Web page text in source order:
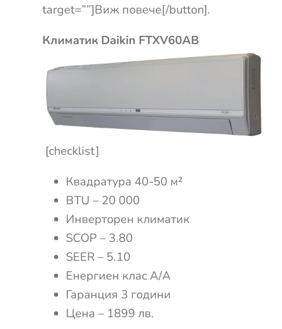
target=””]Виж повече[/button].
Климатик Daikin FTXV60AB
[checklist]
Квадратура 40-50 м²
BTU – 20 000
Инверторен климатик
SCOP – 3.80
SEER – 5.10
Енергиен клас А/A
Гаранция 3 години
Цена – 1899 лв.